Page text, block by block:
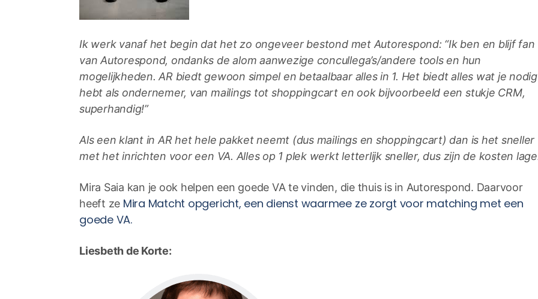
Ik werk vanaf het begin dat het zo ongeveer bestond met Autorespond: “Ik ben en blijf fan
van Autorespond, ondanks de alom aanwezige concullega’s/andere tools en hun
mogelijkheden. AR biedt gewoon simpel en betaalbaar alles in 1. Het biedt alles wat je nodig
hebt als ondernemer, van mailings tot shoppingcart en ook bijvoorbeeld een stukje CRM,
superhandig!”
Als een klant in AR het hele pakket neemt (dus mailings en shoppingcart) dan is het sneller
met het inrichten voor een VA. Alles op 1 plek werkt letterlijk sneller, dus zijn de kosten
Mira Saia kan je ook helpen een goede VA te vinden, die thuis is in Autorespond. Daarvoor
heeft ze Mira Matcht opgericht, een dienst waarmee ze zorgt voor matching met een
goede VA.
Liesbeth de Korte: